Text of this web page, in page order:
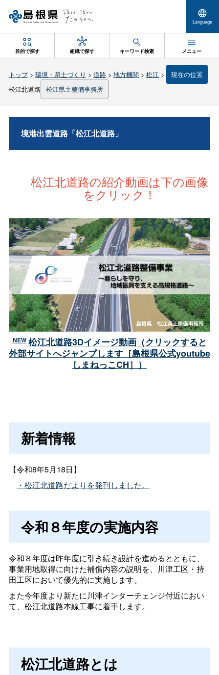
Language
目的で探す 組織で探す キーワード検索 メニュー
トップ> 環境・県土づくり > 道路> 地方機関> 松江>
現在の位置
松江北道路 松江県土整備事務所
境港出雲道路「松江北道路」
松江北道路の紹介動画は下の画像
をクリック！
NEW 松江北道路3Dイメージ動画（クリックすると
外部サイトへジャンプします［島根県公式youtube
しまねっこCH］）
新着情報
【令和8年5月18日】
・松江北道路だよりを発刊しました。
令和８年度の実施内容
令和８年度は昨年度に引き続き設計を進めるとともに、
事業用地取得に向けた補償内容の説明を、川津工区・持
田工区において優先的に実施します。
また今年度より新たに川津インターチェンジ付近におい
て、松江北道路本線工事に着手します。
松江北道路とは